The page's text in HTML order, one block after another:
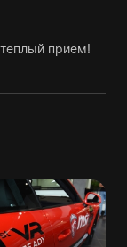
прием!